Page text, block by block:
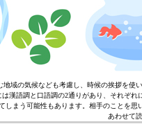
域の気候なども考慮し、時候の挨拶を
漢語調と口語調の2通りがあり、それぞ
しまう可能性もあります。相手のことを思
あわせて